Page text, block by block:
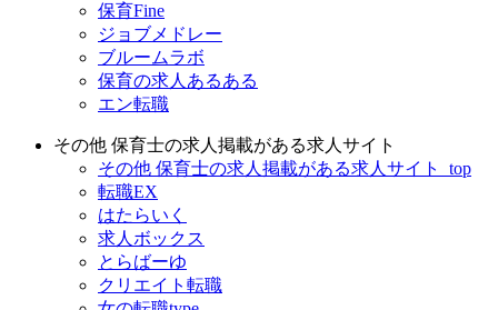
保育Fine
ジョブメドレー
ブルームラボ
保育の求人あるある
エン転職
その他 保育士の求人掲載がある求人サイト
その他 保育士の求人掲載がある求人サイト_top
転職EX
はたらいく
求人ボックス
とらばーゆ
クリエイト転職